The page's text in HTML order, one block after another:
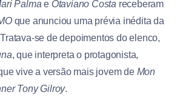
Palma e Otaviano Costa receberam
que anunciou uma prévia inédita da
se de depoimentos do elenco,
, que interpreta o protagonista,
vive a versão mais jovem de Mon
Tony Gilroy.